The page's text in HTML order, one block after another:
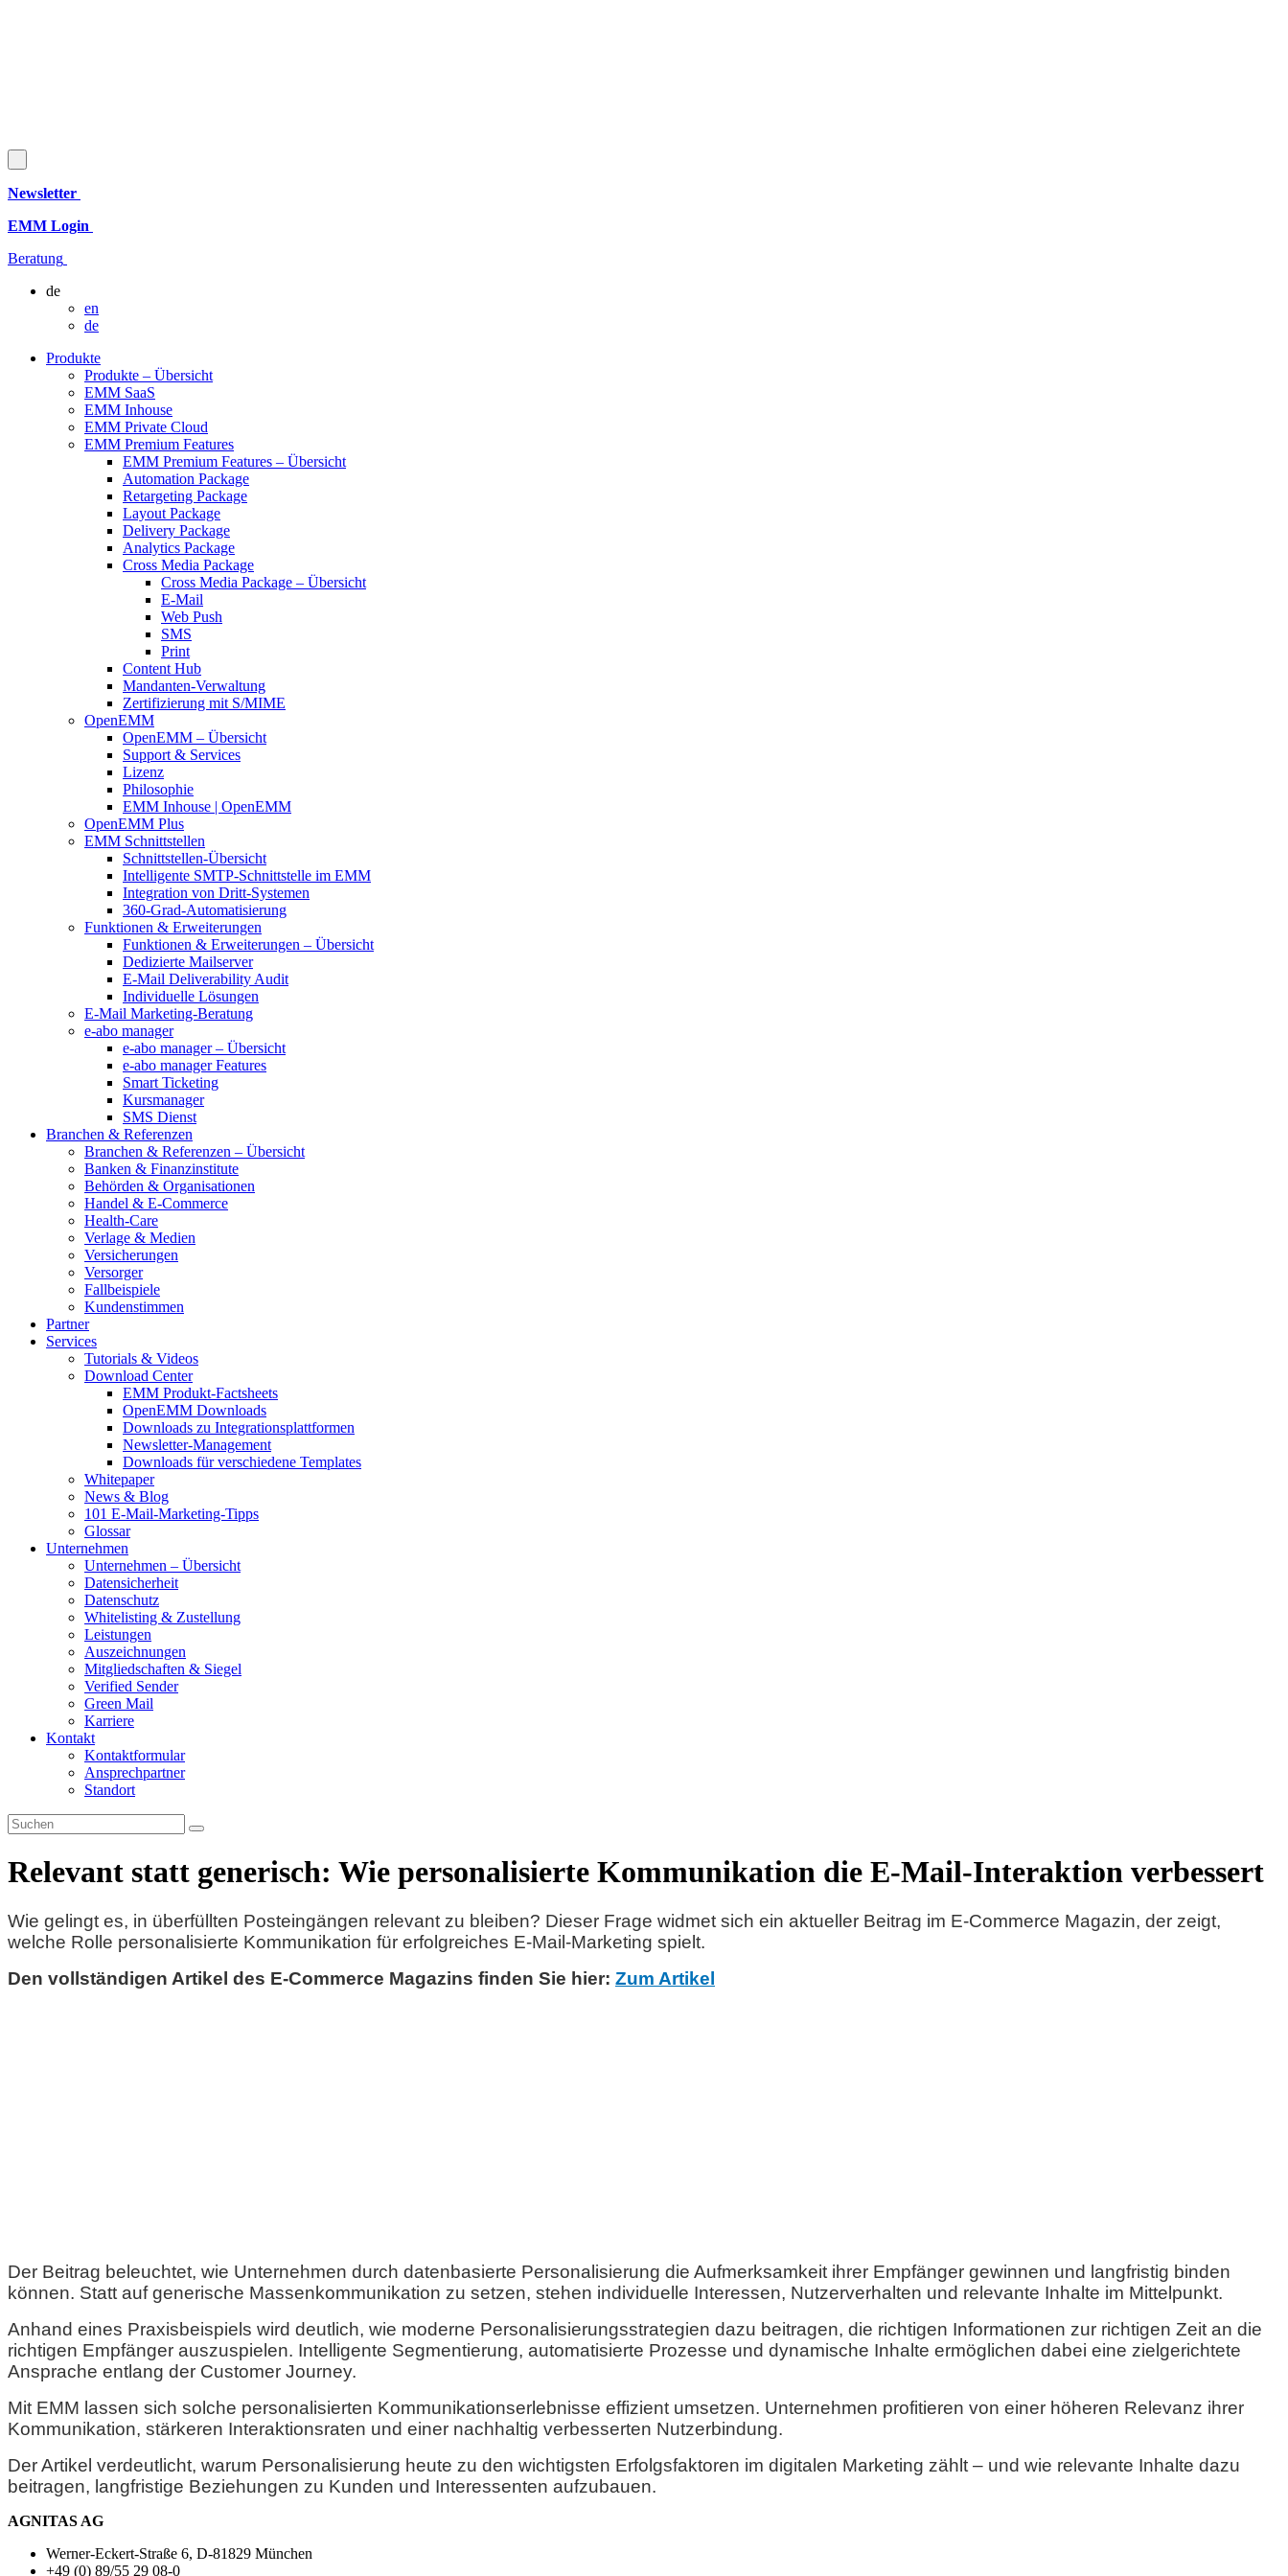
Newsletter
EMM Login
Beratung
de
en
de
Produkte
Produkte – Übersicht
EMM SaaS
EMM Inhouse
EMM Private Cloud
EMM Premium Features
EMM Premium Features – Übersicht
Automation Package
Retargeting Package
Layout Package
Delivery Package
Analytics Package
Cross Media Package
Cross Media Package – Übersicht
E-Mail
Web Push
SMS
Print
Content Hub
Mandanten-Verwaltung
Zertifizierung mit S/MIME
OpenEMM
OpenEMM – Übersicht
Support & Services
Lizenz
Philosophie
EMM Inhouse | OpenEMM
OpenEMM Plus
EMM Schnittstellen
Schnittstellen-Übersicht
Intelligente SMTP-Schnittstelle im EMM
Integration von Dritt-Systemen
360-Grad-Automatisierung
Funktionen & Erweiterungen
Funktionen & Erweiterungen – Übersicht
Dedizierte Mailserver
E-Mail Deliverability Audit
Individuelle Lösungen
E-Mail Marketing-Beratung
e-abo manager
e-abo manager – Übersicht
e-abo manager Features
Smart Ticketing
Kursmanager
SMS Dienst
Branchen & Referenzen
Branchen & Referenzen – Übersicht
Banken & Finanzinstitute
Behörden & Organisationen
Handel & E-Commerce
Health-Care
Verlage & Medien
Versicherungen
Versorger
Fallbeispiele
Kundenstimmen
Partner
Services
Tutorials & Videos
Download Center
EMM Produkt-Factsheets
OpenEMM Downloads
Downloads zu Integrationsplattformen
Newsletter-Management
Downloads für verschiedene Templates
Whitepaper
News & Blog
101 E-Mail-Marketing-Tipps
Glossar
Unternehmen
Unternehmen – Übersicht
Datensicherheit
Datenschutz
Whitelisting & Zustellung
Leistungen
Auszeichnungen
Mitgliedschaften & Siegel
Verified Sender
Green Mail
Karriere
Kontakt
Kontaktformular
Ansprechpartner
Standort
Relevant statt generisch: Wie personalisierte Kommunikation die E-Mail-Interaktion verbessert
Wie gelingt es, in überfüllten Posteingängen relevant zu bleiben? Dieser Frage widmet sich ein aktueller Beitrag im E-Commerce Magazin, der zeigt,
welche Rolle personalisierte Kommunikation für erfolgreiches E-Mail-Marketing spielt.
Den vollständigen Artikel des E-Commerce Magazins finden Sie hier: Zum Artikel
Der Beitrag beleuchtet, wie Unternehmen durch datenbasierte Personalisierung die Aufmerksamkeit ihrer Empfänger gewinnen und langfristig binden
können. Statt auf generische Massenkommunikation zu setzen, stehen individuelle Interessen, Nutzerverhalten und relevante Inhalte im Mittelpunkt.
Anhand eines Praxisbeispiels wird deutlich, wie moderne Personalisierungsstrategien dazu beitragen, die richtigen Informationen zur richtigen Zeit an die
richtigen Empfänger auszuspielen. Intelligente Segmentierung, automatisierte Prozesse und dynamische Inhalte ermöglichen dabei eine zielgerichtete
Ansprache entlang der Customer Journey.
Mit EMM lassen sich solche personalisierten Kommunikationserlebnisse effizient umsetzen. Unternehmen profitieren von einer höheren Relevanz ihrer
Kommunikation, stärkeren Interaktionsraten und einer nachhaltig verbesserten Nutzerbindung.
Der Artikel verdeutlicht, warum Personalisierung heute zu den wichtigsten Erfolgsfaktoren im digitalen Marketing zählt – und wie relevante Inhalte dazu
beitragen, langfristige Beziehungen zu Kunden und Interessenten aufzubauen.
AGNITAS AG
Werner-Eckert-Straße 6, D-81829 München
+49 (0) 89/55 29 08-0